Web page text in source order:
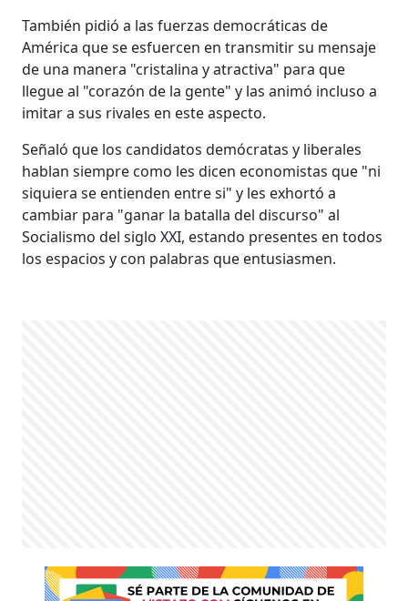
También pidió a las fuerzas democráticas de
América que se esfuercen en transmitir su mensaje
de una manera "cristalina y atractiva" para que
llegue al "corazón de la gente" y las animó incluso a
imitar a sus rivales en este aspecto.
Señaló que los candidatos demócratas y liberales
hablan siempre como les dicen economistas que "ni
siquiera se entienden entre si" y les exhortó a
cambiar para "ganar la batalla del discurso" al
Socialismo del siglo XXI, estando presentes en todos
los espacios y con palabras que entusiasmen.